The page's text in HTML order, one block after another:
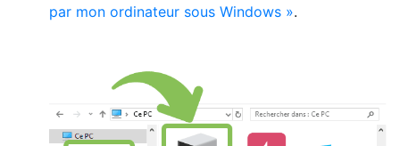
par mon ordinateur sous Windows ».